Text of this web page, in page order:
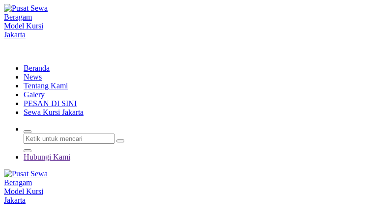
Lewati
ke
konten
Beranda
News
Tentang Kami
Galery
PESAN DI SINI
Sewa Kursi Jakarta
Hubungi Kami